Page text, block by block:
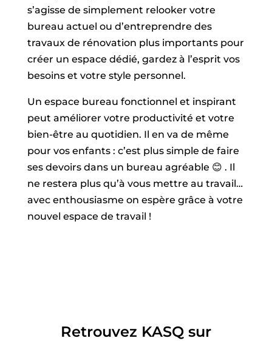
s’agisse de simplement relooker votre
bureau actuel ou d’entreprendre des
travaux de rénovation plus importants pour
créer un espace dédié, gardez à l’esprit vos
besoins et votre style personnel.
Un espace bureau fonctionnel et inspirant
peut améliorer votre productivité et votre
bien-être au quotidien. Il en va de même
pour vos enfants : c’est plus simple de faire
ses devoirs dans un bureau agréable 😊 . Il
ne restera plus qu’à vous mettre au travail…
avec enthousiasme on espère grâce à votre
nouvel espace de travail !
Retrouvez KASQ sur